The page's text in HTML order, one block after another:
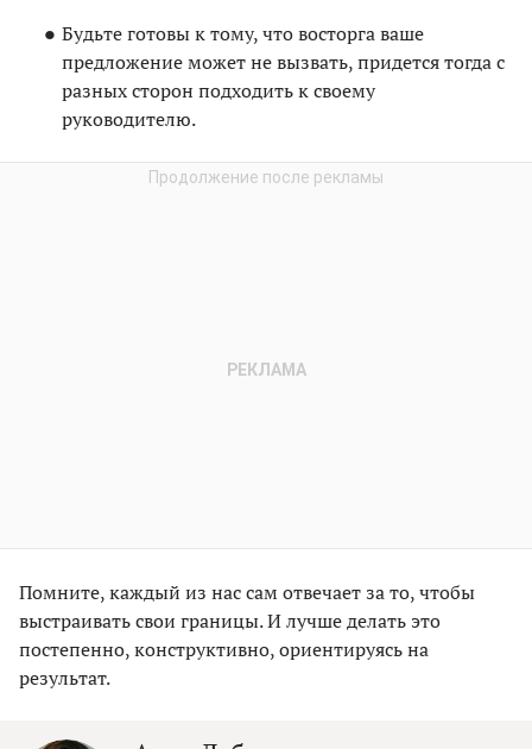
Будьте готовы к тому, что восторга ваше
предложение может не вызвать, придется тогда с
разных сторон подходить к своему
руководителю.
Помните, каждый из нас сам отвечает за то, чтобы
выстраивать свои границы. И лучше делать это
постепенно, конструктивно, ориентируясь на
результат.